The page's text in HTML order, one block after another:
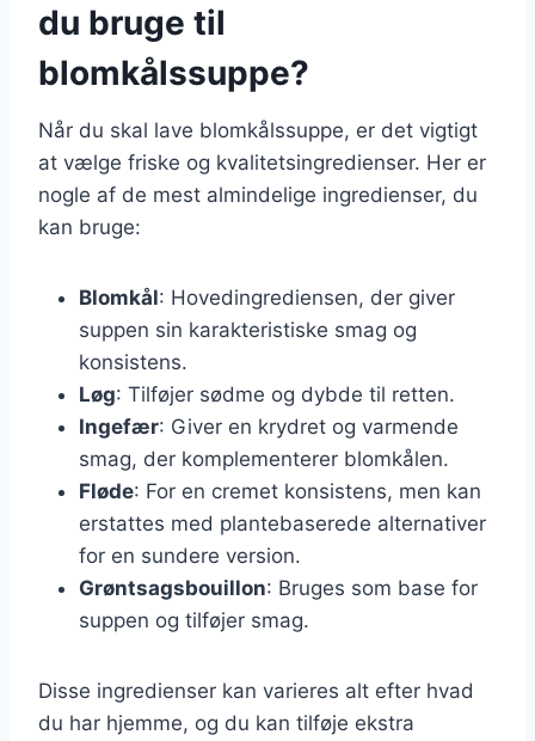
du bruge til
blomkålssuppe?
Når du skal lave blomkålssuppe, er det vigtigt
at vælge friske og kvalitetsingredienser. Her er
nogle af de mest almindelige ingredienser, du
kan bruge:
Blomkål: Hovedingrediensen, der giver
suppen sin karakteristiske smag og
konsistens.
Løg: Tilføjer sødme og dybde til retten.
Ingefær: Giver en krydret og varmende
smag, der komplementerer blomkålen.
Fløde: For en cremet konsistens, men kan
erstattes med plantebaserede alternativer
for en sundere version.
Grøntsagsbouillon: Bruges som base for
suppen og tilføjer smag.
Disse ingredienser kan varieres alt efter hvad
du har hjemme, og du kan tilføje ekstra